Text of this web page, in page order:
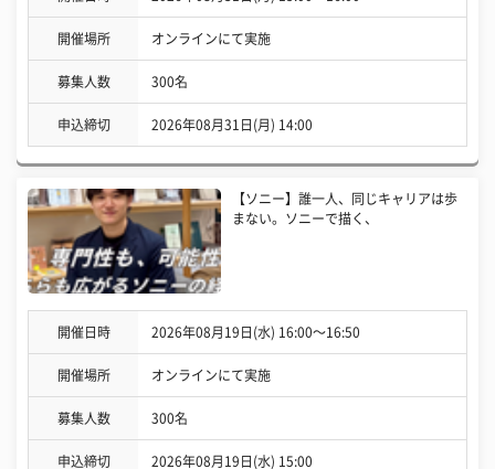
開催場所 オンラインにて実施
募集人数 300名
申込締切 2026年08月31日(月) 14:00
【ソニー】誰一人、同じキャリアは歩
まない。ソニーで描く、
開催日時 2026年08月19日(水) 16:00〜16:50
開催場所 オンラインにて実施
募集人数 300名
申込締切 2026年08月19日(水) 15:00